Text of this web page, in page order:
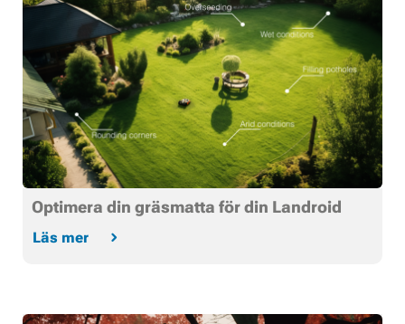
Optimera din gräsmatta för din Landroid
Läs mer